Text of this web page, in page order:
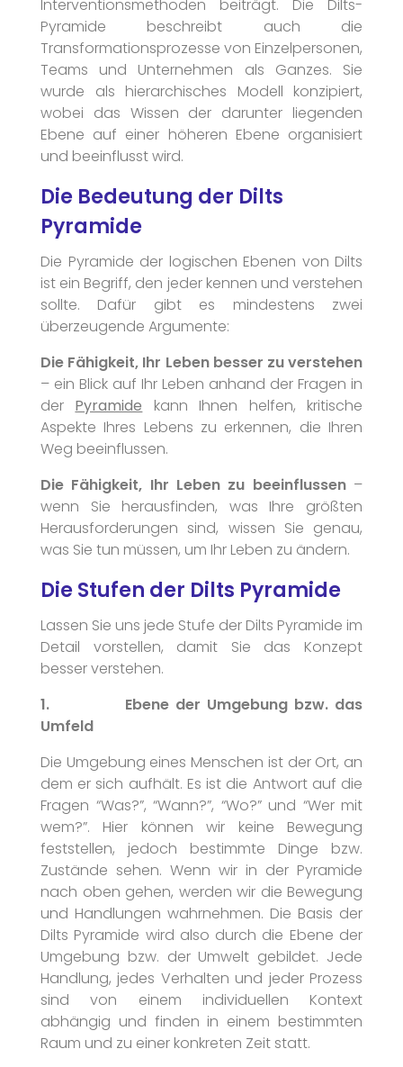
Interventionsmethoden beiträgt. Die Dilts-
Pyramide beschreibt auch die
Transformationsprozesse von Einzelpersonen,
Teams und Unternehmen als Ganzes. Sie
wurde als hierarchisches Modell konzipiert,
wobei das Wissen der darunter liegenden
Ebene auf einer höheren Ebene organisiert
und beeinflusst wird.
Die Bedeutung der Dilts
Pyramide
Die Pyramide der logischen Ebenen von Dilts
ist ein Begriff, den jeder kennen und verstehen
sollte. Dafür gibt es mindestens zwei
überzeugende Argumente:
Die Fähigkeit, Ihr Leben besser zu verstehen
– ein Blick auf Ihr Leben anhand der Fragen in
der Pyramide kann Ihnen helfen, kritische
Aspekte Ihres Lebens zu erkennen, die Ihren
Weg beeinflussen.
Die Fähigkeit, Ihr Leben zu beeinflussen–
wenn Sie herausfinden, was Ihre größten
Herausforderungen sind, wissen Sie genau,
was Sie tun müssen, um Ihr Leben zu ändern.
Die Stufen der Dilts Pyramide
Lassen Sie uns jede Stufe der Dilts Pyramide im
Detail vorstellen, damit Sie das Konzept
besser verstehen.
1. Ebene der Umgebung bzw. das
Umfeld
Die Umgebung eines Menschen ist der Ort, an
dem er sich aufhält. Es ist die Antwort auf die
Fragen “Was?”, “Wann?”, “Wo?” und “Wer mit
wem?”. Hier können wir keine Bewegung
feststellen, jedoch bestimmte Dinge bzw.
Zustände sehen. Wenn wir in der Pyramide
nach oben gehen, werden wir die Bewegung
und Handlungen wahrnehmen. Die Basis der
Dilts Pyramide wird also durch die Ebene der
Umgebung bzw. der Umwelt gebildet. Jede
Handlung, jedes Verhalten und jeder Prozess
sind von einem individuellen Kontext
abhängig und finden in einem bestimmten
Raum und zu einer konkreten Zeit statt.
Termine